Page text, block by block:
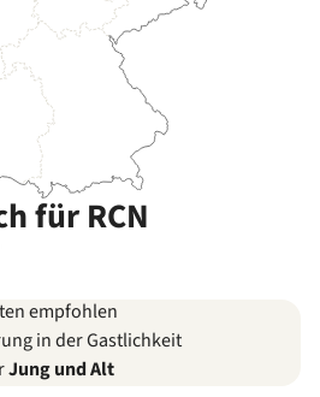
für RCN
empfohlen
in der Gastlichkeit
Jung und Alt